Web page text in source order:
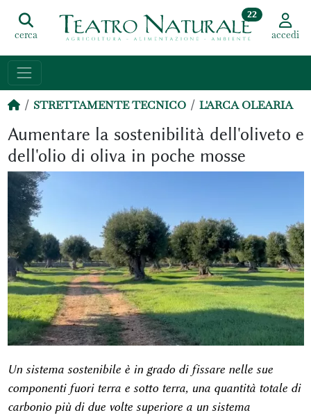
cerca
22
accedi
STRETTAMENTE TECNICO L'ARCA OLEARIA
Aumentare la sostenibilità dell'oliveto e
dell'olio di oliva in poche mosse
Un sistema sostenibile è in grado di fissare nelle sue
componenti fuori terra e sotto terra, una quantità totale di
carbonio più di due volte superiore a un sistema